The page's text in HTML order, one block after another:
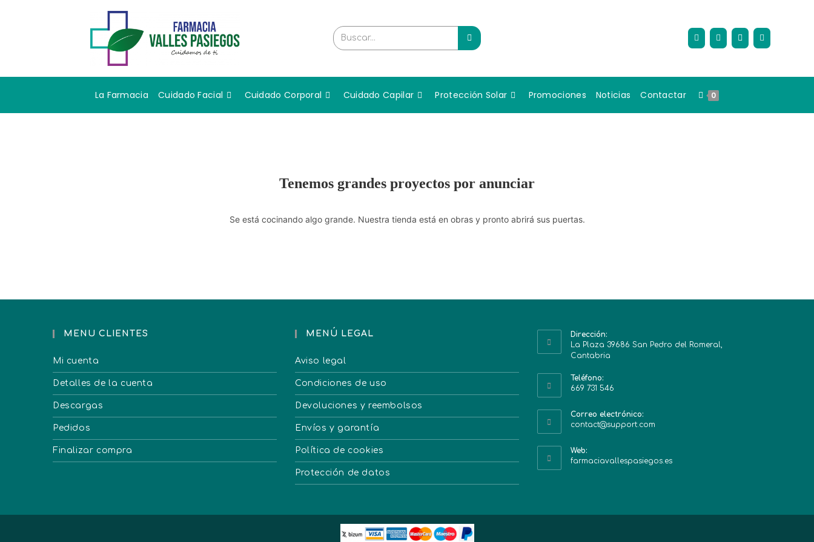
Buscar...
La Farmacia Cuidado Facial Cuidado Corporal Cuidado Capilar Protección Solar Promociones Noticias Contactar 0
Tenemos grandes proyectos por anunciar
Se está cocinando algo grande. Nuestra tienda está en obras y pronto abrirá sus puertas.
MENU CLIENTES
Mi cuenta
Detalles de la cuenta
Descargas
Pedidos
Finalizar compra
MENÚ LEGAL
Aviso legal
Condiciones de uso
Devoluciones y reembolsos
Envíos y garantía
Política de cookies
Protección de datos
Dirección:
La Plaza 39686 San Pedro del Romeral,
Cantabria
Teléfono:
669 731 546
Correo electrónico:
contact@support.com
Web:
farmaciavallespasiegos.es